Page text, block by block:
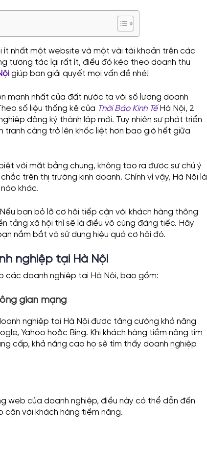
ít nhất một website và một vài tài khoản trên các
tương tác lại rất ít, điều đó kéo theo doanh thu
giúp bạn giải quyết mọi vấn đề nhé!
mạnh nhất của đất nước ta với số lượng doanh
số liệu thống kê của Thời Báo Kinh Tế Hà Nội, 2
đăng ký thành lập mới. Tuy nhiên sự phát triển
tranh càng trở lên khốc liệt hơn bao giờ hết giữa
với mặt bằng chung, không tạo ra được sự chú ý
trên thị trường kinh doanh. Chính vì vậy, Hà Nội là
khác.
bạn bỏ lỡ cơ hội tiếp cận với khách hàng thông
tảng xã hội thì sẽ là điều vô cùng đáng tiếc. Hãy
nắm bắt và sử dụng hiệu quả cơ hội đó.
nghiệp tại Hà Nội
các doanh nghiệp tại Hà Nội, bao gồm:
gian mạng
nghiệp tại Hà Nội được tăng cường khả năng
Yahoo hoặc Bing. Khi khách hàng tiềm năng tìm
cấp, khả năng cao họ sẽ tìm thấy doanh nghiệp
web của doanh nghiệp, điều này có thể dẫn đến
với khách hàng tiềm năng.